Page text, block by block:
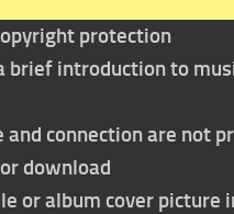
protection
brief introduction to
connection are not
download
or album cover